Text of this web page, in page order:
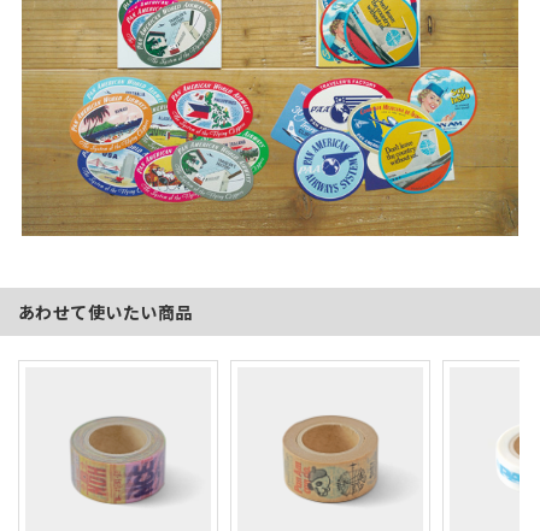
あわせて使いたい商品